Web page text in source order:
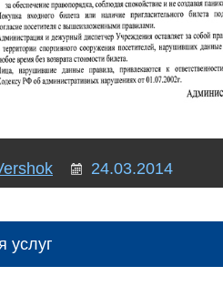
24.03.2014
услуг